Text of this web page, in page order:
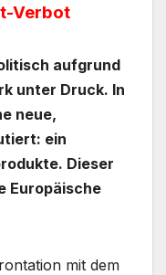
Verbot
aufgrund
unter Druck. In
neue,
ein
Dieser
Europäische
mit dem